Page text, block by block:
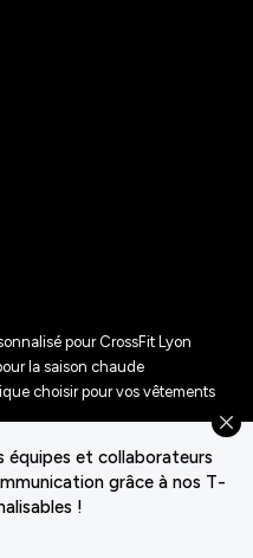
équipes et collaborateurs
grâce à nos T-
!
pour CrossFit Lyon
la saison chaude
choisir pour vos vêtements
Sur-Mesure pour un